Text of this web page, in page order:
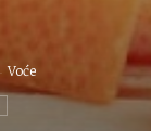
Voće